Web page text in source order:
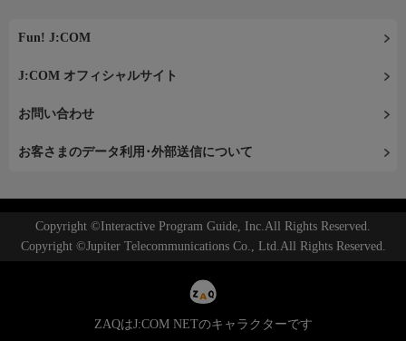
Fun! J:COM
J:COM オフィシャルサイト
お問い合わせ
お客さまのデータ利用･外部送信について
Copyright ©Interactive Program Guide, Inc.All Rights Reserved.
Copyright ©Jupiter Telecommunications Co., Ltd.All Rights Reserved.
ZAQはJ:COM NETのキャラクターです